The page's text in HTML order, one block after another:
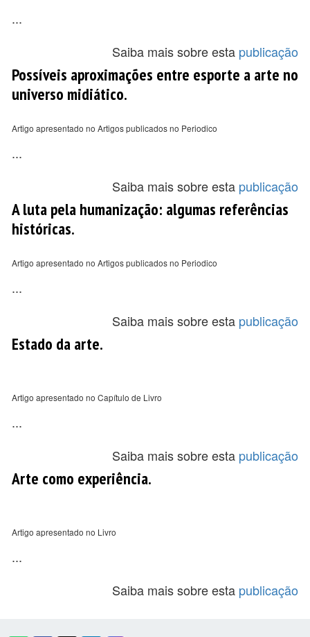
...
Saiba mais sobre esta publicação
Possíveis aproximações entre esporte a arte no
universo midiático.
Artigo apresentado no Artigos publicados no Periodico
...
Saiba mais sobre esta publicação
A luta pela humanização: algumas referências
históricas.
Artigo apresentado no Artigos publicados no Periodico
...
Saiba mais sobre esta publicação
Estado da arte.
Artigo apresentado no Capítulo de Livro
...
Saiba mais sobre esta publicação
Arte como experiência.
Artigo apresentado no Livro
...
Saiba mais sobre esta publicação